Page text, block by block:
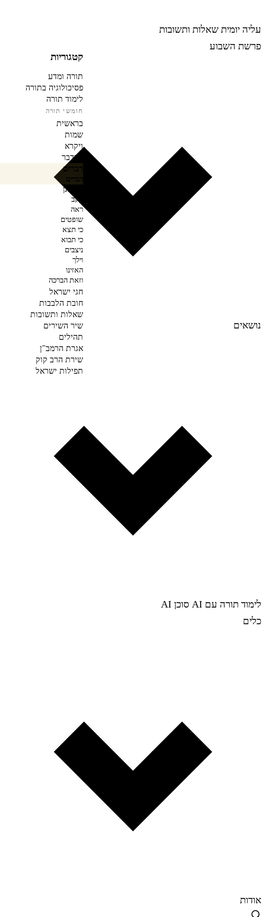
עליה יומית שאלות ותשובות
פרשת השבוע
נושאים
לימוד תורה עם AI
סוכן AI
כלים
אודות
קטגוריות
תורה ומדע
פסיכולוגיה בתורה
לימוד תורה
חומשי תורה
בראשית
שמות
ויקרא
במדבר
דברים
דברים
ואתחנן
עקב
ראה
שופטים
כי תצא
כי תבוא
ניצבים
וילך
האזינו
וזאת הברכה
חגי ישראל
חובת הלבבות
שאלות ותשובות
שיר השירים
תהילים
אגרת הרמב"ן
שירת הרב קוק
תפילות ישראל